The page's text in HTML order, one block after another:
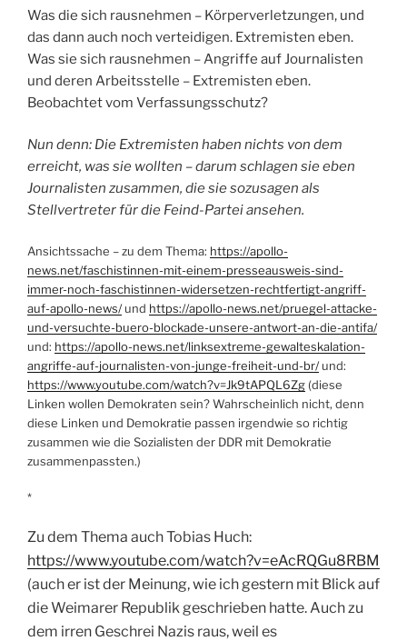
Was die sich rausnehmen – Körperverletzungen, und
das dann auch noch verteidigen. Extremisten eben.
Was sie sich rausnehmen – Angriffe auf Journalisten
und deren Arbeitsstelle – Extremisten eben.
Beobachtet vom Verfassungsschutz?
Nun denn: Die Extremisten haben nichts von dem
erreicht, was sie wollten – darum schlagen sie eben
Journalisten zusammen, die sie sozusagen als
Stellvertreter für die Feind-Partei ansehen.
Ansichtssache – zu dem Thema: https://apollo-
news.net/faschistinnen-mit-einem-presseausweis-sind-
immer-noch-faschistinnen-widersetzen-rechtfertigt-angriff-
auf-apollo-news/und https://apollo-news.net/pruegel-attacke-
und-versuchte-buero-blockade-unsere-antwort-an-die-antifa/
und: https://apollo-news.net/linksextreme-gewalteskalation-
angriffe-auf-journalisten-von-junge-freiheit-und-br/und:
https://www.youtube.com/watch?v=Jk9tAPQL6Zg (diese
Linken wollen Demokraten sein? Wahrscheinlich nicht, denn
diese Linken und Demokratie passen irgendwie so richtig
zusammen wie die Sozialisten der DDR mit Demokratie
zusammenpassten.)
*
Zu dem Thema auch Tobias Huch:
https://www.youtube.com/watch?v=eAcRQGu8RBM
(auch er ist der Meinung, wie ich gestern mit Blick auf
die Weimarer Republik geschrieben hatte. Auch zu
dem irren Geschrei Nazis raus, weil es